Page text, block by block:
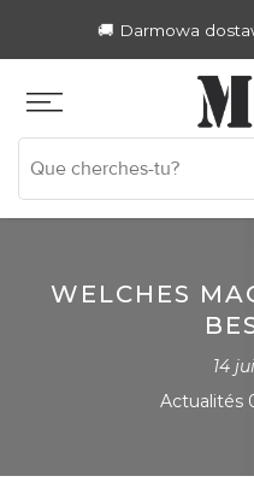
🚚 Darmowa
WELCHES
14
Actualités